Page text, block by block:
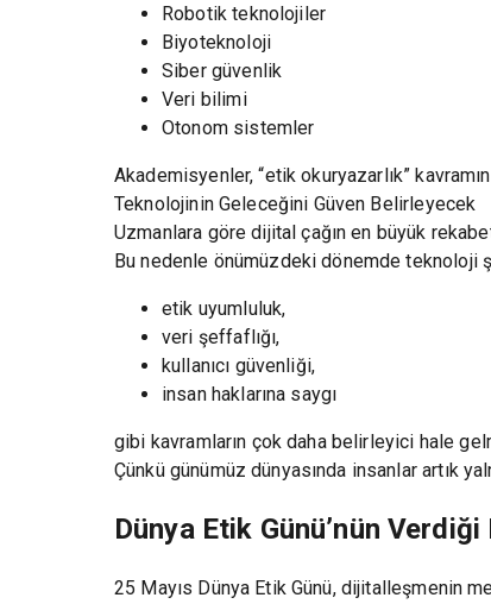
Robotik teknolojiler
Biyoteknoloji
Siber güvenlik
Veri bilimi
Otonom sistemler
Akademisyenler, “etik okuryazarlık”
Teknolojinin Geleceğini Güven Belirleyecek
Uzmanlara göre dijital çağın en büyük
Bu nedenle önümüzdeki dönemde teknoloji
etik uyumluluk,
veri şeffaflığı,
kullanıcı güvenliği,
insan haklarına saygı
gibi kavramların çok daha belirleyici hale
Çünkü günümüz dünyasında insanlar artık
Dünya Etik Günü’nün
25 Mayıs Dünya Etik Günü, dijitalleşmenin